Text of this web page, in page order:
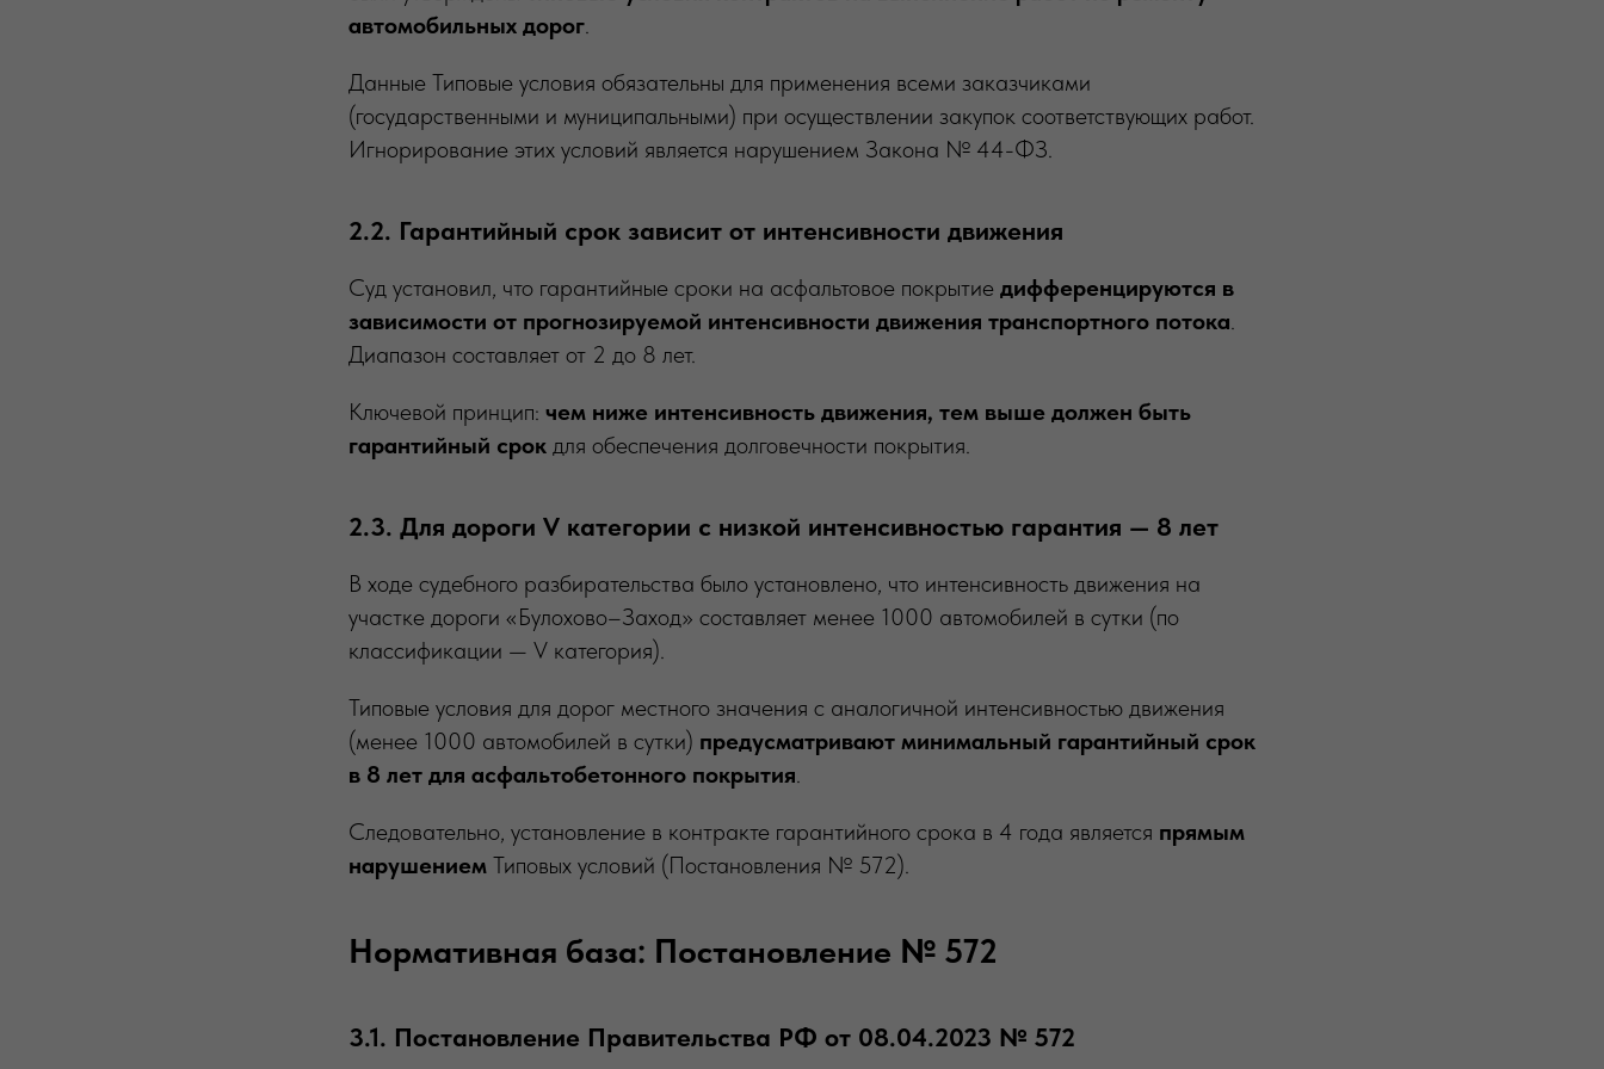
автомобильных дорог
Данные Типовые условия обязательны для применения всеми заказчиками
(государственными и муниципальными) при осуществлении закупок соответствующих работ.
Игнорирование этих условий является нарушением Закона № 44-ФЗ.
2.2. Гарантийный срок зависит от интенсивности движения
Суд установил, что гарантийные сроки на асфальтовое покрытие дифференцируются в
зависимости от прогнозируемой интенсивности движения транспортного потока
Диапазон составляет от 2 до 8 лет.
Ключевой принцип: чем ниже интенсивность движения, тем выше должен быть
гарантийный срок для обеспечения долговечности покрытия.
2.3. Для дороги V категории с низкой интенсивностью гарантия — 8 лет
В ходе судебного разбирательства было установлено, что интенсивность движения на
участке дороги «Булохово–Заход» составляет менее 1000 автомобилей в сутки (по
классификации — V категория).
Типовые условия для дорог местного значения с аналогичной интенсивностью движения
(менее 1000 автомобилей в сутки) предусматривают минимальный гарантийный срок
в 8 лет для асфальтобетонного покрытия
Следовательно, установление в контракте гарантийного срока в 4 года является прямым
нарушением Типовых условий (Постановления № 572).
Нормативная база: Постановление № 572
3.1. Постановление Правительства РФ от 08.04.2023 № 572